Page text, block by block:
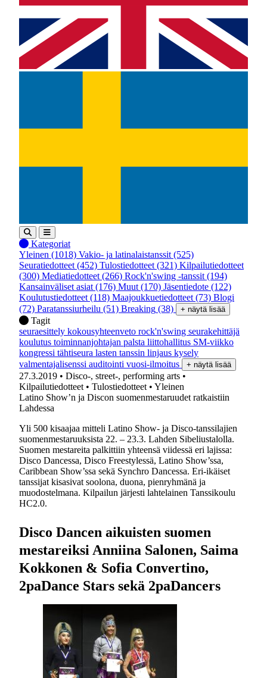
Kategoriat
Yleinen (1018) Vakio- ja latinalaistanssit (525)
Seuratiedotteet (452) Tulostiedotteet (321) Kilpailutiedotteet
(300) Mediatiedotteet (266) Rock'n'swing -tanssit (194)
Kansainväliset asiat (176) Muut (170) Jäsentiedote (122)
Koulutustiedotteet (118) Maajoukkuetiedotteet (73) Blogi
(72) Paratanssiurheilu (51) Breaking (38) + näytä lisää
Tagit
seuraesittely kokousyhteenveto rock'n'swing seurakehittäjä
koulutus toiminnanjohtajan palsta liittohallitus SM-viikko
kongressi tähtiseura lasten tanssin linjaus kysely
valmentajalisenssi auditointi vuosi-ilmoitus + näytä lisää
27.3.2019 • Disco-, street-, performing arts •
Kilpailutiedotteet • Tulostiedotteet • Yleinen
Latino Show’n ja Discon suomenmestaruudet ratkaistiin
Lahdessa
Yli 500 kisaajaa mitteli Latino Show- ja Disco-tanssilajien
suomenmestaruuksista 22. – 23.3. Lahden Sibeliustalolla.
Suomen mestareita palkittiin yhteensä viidessä eri lajissa:
Disco Dancessa, Disco Freestylessä, Latino Show’ssa,
Caribbean Show’ssa sekä Synchro Dancessa. Eri-ikäiset
tanssijat kisasivat soolona, duona, pienryhmänä ja
muodostelmana. Kilpailun järjesti lahtelainen Tanssikoulu
HC2.0.
Disco Dancen aikuisten suomen
mestareiksi Anniina Salonen, Saima
Kokkonen & Sofia Convertino,
2paDance Stars sekä 2paDancers